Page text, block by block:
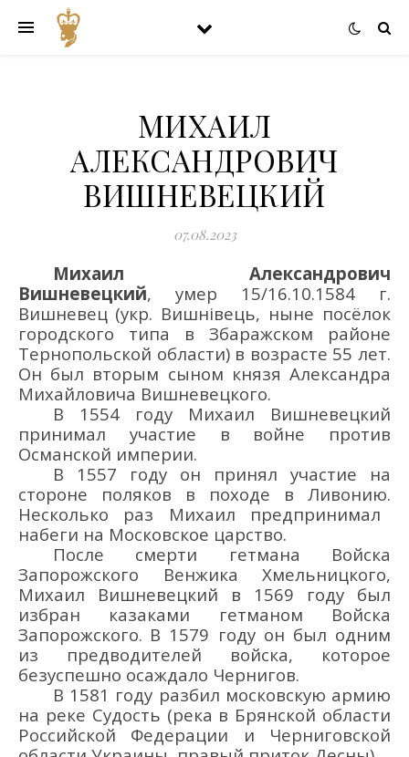
МИХАИЛ
АЛЕКСАНДРОВИЧ
ВИШНЕВЕЦКИЙ
07.08.2023
Михаил Александрович
Вишневецкий, умер 15/16.10.1584 г.
Вишневец (укр. Вишнівець, ныне посёлок
городского типа в Збаражском районе
Тернопольской области)в возрасте 55 лет.
Он был вторым сыном князя Александра
Михайловича Вишневецкого.
В 1554 году Михаил Вишневецкий
принимал участие в войне против
Османской империи.
В 1557 году он принял участие на
стороне поляков в походе в Ливонию.
Несколько раз Михаил предпринимал
набеги на Московское царство.
После смерти гетмана Войска
Запорожского Венжика Хмельницкого,
Михаил Вишневецкий в 1569 году был
избран казаками гетманом Войска
Запорожского. В 1579 году он был одним
из предводителей войска, которое
безуспешно осаждало Чернигов.
В 1581 году разбил московскую армию
на реке Судость (река в Брянской области
Российской Федерации и Черниговской